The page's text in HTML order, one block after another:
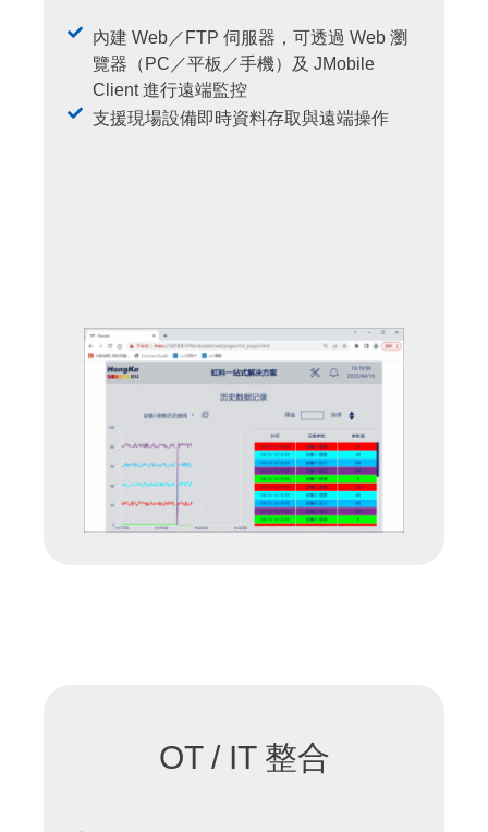
內建 Web／FTP 伺服器，可透過 Web 瀏
覽器（PC／平板／手機）及 JMobile
Client 進行遠端監控
支援現場設備即時資料存取與遠端操作
OT / IT 整合